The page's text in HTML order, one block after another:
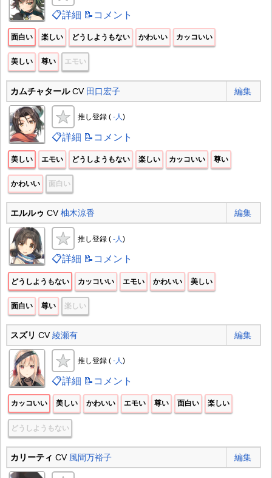
📋詳細 📝コメント
面白い 楽しい どうしようもない かわいい カッコいい
美しい 尊い エモい
カムチャタールCV 田口宏子 編集
推し登録 ( -人)
📋詳細 📝コメント
美しい エモい どうしようもない 楽しい カッコいい 尊い
かわいい 面白い
エルルゥ CV柚木涼香 編集
推し登録 ( -人 )
📋詳細 📝コメント
どうしようもない カッコいい エモい かわいい 美しい
面白い 尊い 楽しい
スズリ CV綾瀬有 編集
推し登録 ( -人)
📋詳細 📝コメント
カッコいい 美しい かわいい エモい 尊い 面白い 楽しい
どうしようもない
カリーティ CV 風間万裕子 編集